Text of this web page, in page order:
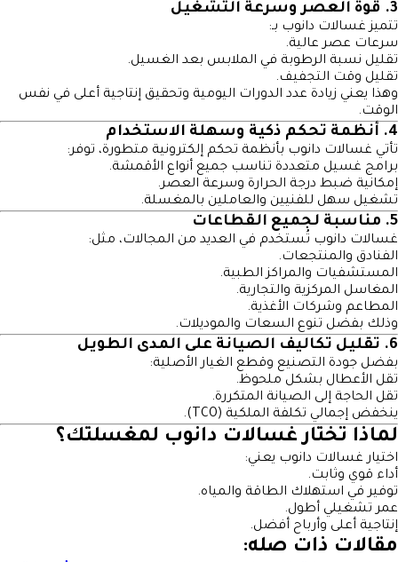
3. قوة العصر وسرعة التشغيل
تتميز غسالات دانوب بـ:
سرعات عصر عالية.
تقليل نسبة الرطوبة في الملابس بعد الغسيل.
تقليل وقت التجفيف.
وهذا يعني زيادة عدد الدورات اليومية وتحقيق إنتاجية أعلى في نفس
الوقت.
4. أنظمة تحكم ذكية وسهلة الاستخدام
تأتي غسالات دانوب بأنظمة تحكم إلكترونية متطورة، توفر:
برامج غسيل متعددة تناسب جميع أنواع الأقمشة.
إمكانية ضبط درجة الحرارة وسرعة العصر.
تشغيل سهل للفنيين والعاملين بالمغسلة.
5. مناسبة لجميع القطاعات
غسالات دانوب تُستخدم في العديد من المجالات، مثل:
الفنادق والمنتجعات.
المستشفيات والمراكز الطبية.
المغاسل المركزية والتجارية.
المطاعم وشركات الأغذية.
وذلك بفضل تنوع السعات والموديلات.
6. تقليل تكاليف الصيانة على المدى الطويل
بفضل جودة التصنيع وقطع الغيار الأصلية:
تقل الأعطال بشكل ملحوظ.
تقل الحاجة إلى الصيانة المتكررة.
ينخفض إجمالي تكلفة الملكية (TCO).
لماذا تختار غسالات دانوب لمغسلتك؟
اختيار غسالات دانوب يعني:
أداء قوي وثابت.
توفير في استهلاك الطاقة والمياه.
عمر تشغيلي أطول.
إنتاجية أعلى وأرباح أفضل.
مقالات ذات صله: